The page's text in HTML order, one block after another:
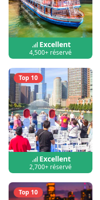
Excellent
4,500+ réservé
Top 10
Excellent
2,700+ réservé
Top 10